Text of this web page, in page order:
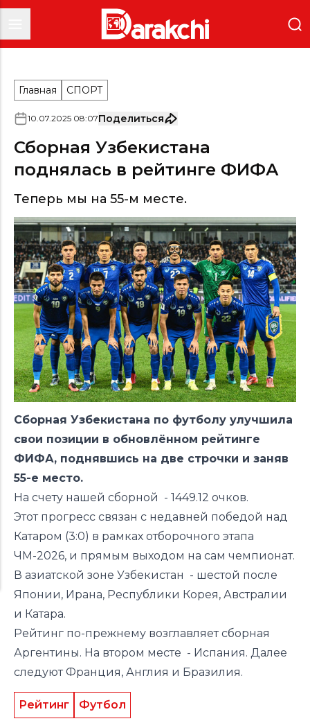
Главная СПОРТ
10.07.2025 08:07Поделиться
Сборная Узбекистана
поднялась в рейтинге ФИФА
Теперь мы на 55-м месте.
Сборная Узбекистана по футболу улучшила
свои позиции в обновлённом рейтинге
ФИФА, поднявшись на две строчки и заняв
55-е место.
На счету нашей сборной - 1449.12 очков.
Этот прогресс связан с недавней победой над
Катаром (3:0) в рамках отборочного этапа
ЧМ-2026, и прямым выходом на сам чемпионат.
В азиатской зоне Узбекистан - шестой после
Японии, Ирана, Республики Корея, Австралии
и Катара.
Рейтинг по-прежнему возглавляет сборная
Аргентины. На втором месте - Испания. Далее
следуют Франция, Англия и Бразилия.
Рейтинг Футбол